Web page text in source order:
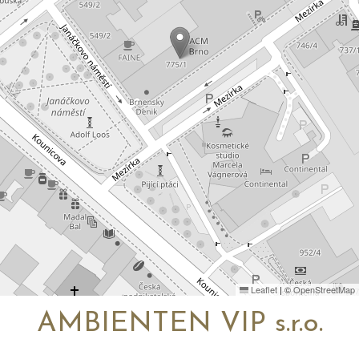
Leaflet | ©OpenStreetMap
AMBIENTEN VIP s.r.o.